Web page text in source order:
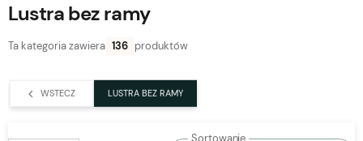
zaloguj się, aby przywrócić dodane produkty do listy
z poprzedniej sesji.
Lustra bez ramy
Ta kategoria zawiera 136 produktów
WSTECZ LUSTRA BEZ RAMY